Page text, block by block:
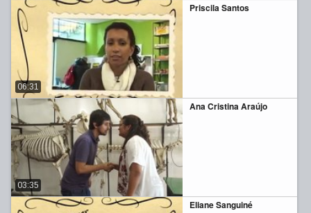
Priscila Santos
06:31
Ana Cristina Araújo
03:35
Eliane Sanguiné